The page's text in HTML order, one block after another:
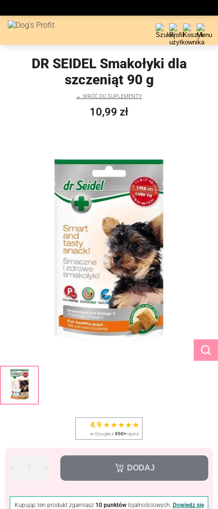
DR SEIDEL Smakołyki dla
szczeniąt 90 g
← WRÓĆ DO SUPLEMENTY
10,99 zł
4.9 ★★★★★
w Google z950+opinii
DODAJ
Kupując ten produkt zgarniasz 10 punktówlojalnościowych. Dowiedz się